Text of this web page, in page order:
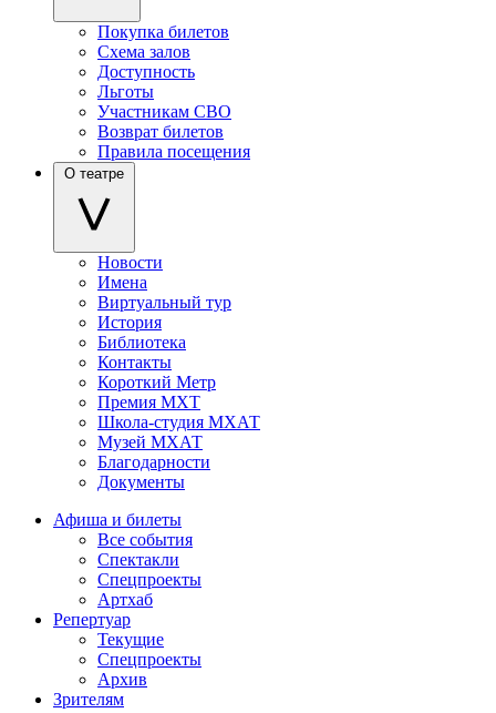
Покупка билетов
Схема залов
Доступность
Льготы
Участникам СВО
Возврат билетов
Правила посещения
О театре
Новости
Имена
Виртуальный тур
История
Библиотека
Контакты
Короткий Метр
Премия МХТ
Школа-студия МХАТ
Музей МХАТ
Благодарности
Документы
Афиша и билеты
Все события
Спектакли
Спецпроекты
Артхаб
Репертуар
Текущие
Спецпроекты
Архив
Зрителям